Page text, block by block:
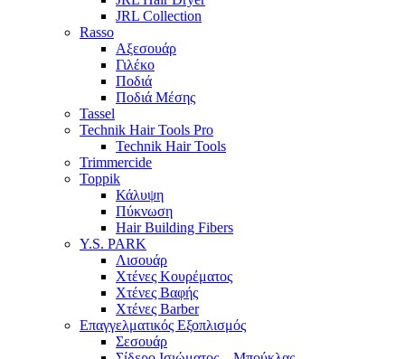
JRL Collection
Rasso
Αξεσουάρ
Γιλέκο
Ποδιά
Ποδιά Μέσης
Tassel
Technik Hair Tools Pro
Technik Hair Tools
Trimmercide
Toppik
Κάλυψη
Πύκνωση
Hair Building Fibers
Y.S. PARK
Λισουάρ
Χτένες Κουρέματος
Χτένες Βαφής
Χτένες Barber
Επαγγελματικός Εξοπλισμός
Σεσουάρ